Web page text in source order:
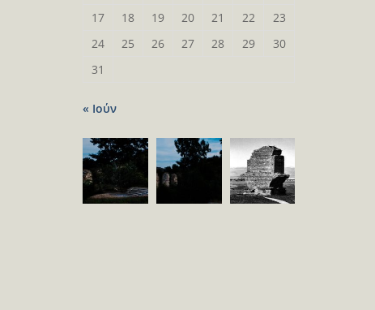
17
18 19 20 21 22
23
24
25 26 27 28 29
30
31
« Ιούν